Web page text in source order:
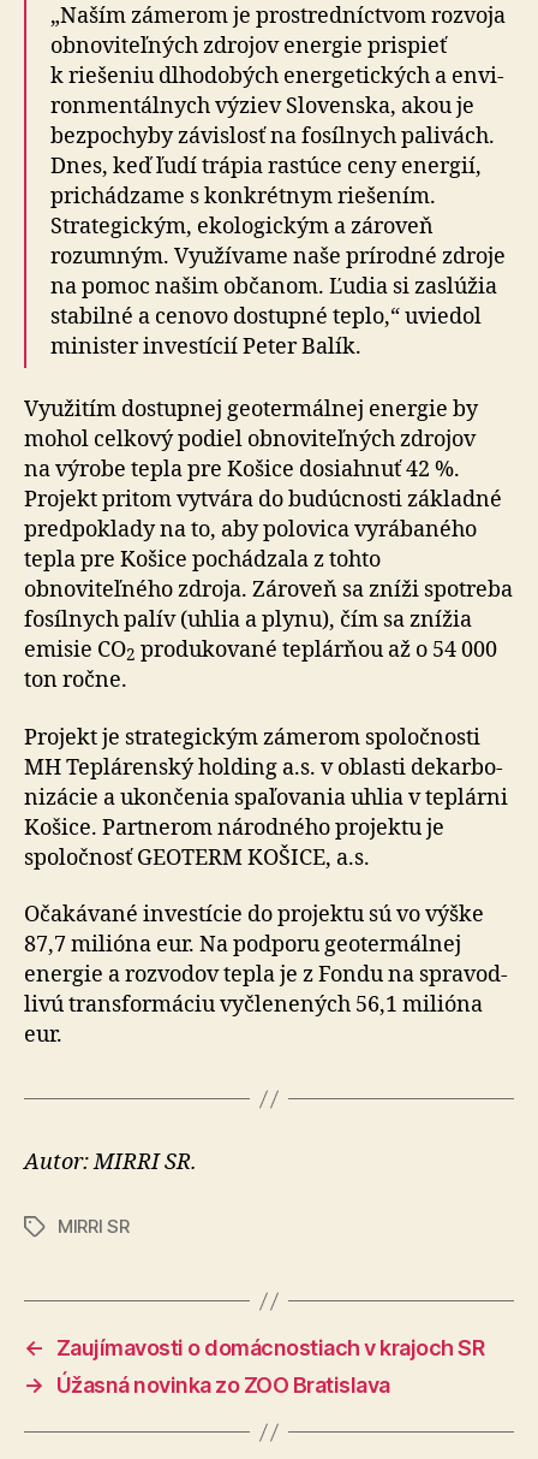
„Naším zámerom je prostredníctvom rozvoja
obnoviteľných zdrojov energie prispieť
k riešeniu dlho­dobých energetických a en­vi­
ron­men­tálnych výziev Slovenska, akou je
bez­po­chy­by závislosť na fosílnych palivách.
Dnes, keď ľudí trápia rastúce ceny energií,
prichádzame s konkrétnym riešením.
Strategickým, ekologickým a zároveň
rozumným. Využívame naše prírodné zdroje
na pomoc našim občanom. Ľudia si zaslúžia
stabilné a cenovo dostupné teplo,“ uviedol
minister investícií Peter Balík.
Využitím dostupnej geotermálnej energie by
mohol celkový podiel obnoviteľných zdrojov
na výrobe tepla pre Košice dosiahnuť 42 %.
Projekt pritom vytvára do bu­dúc­nosti základné
pred­po­klady na to, aby polovica vyrábaného
tepla pre Košice pochádzala z tohto
obnoviteľného zdroja. Zároveň sa zníži spotreba
fosílnych palív (uhlia a plynu), čím sa znížia
emisie CO2 produkované teplárňou až o 54 000
ton ročne.
Projekt je strategickým zámerom spoločnosti
MH Teplárenský holding a.s. v oblasti de­kar­bo­
ni­zácie a ukončenia spaľovania uhlia v teplárni
Košice. Partnerom národného projektu je
spoločnosť GEOTERM KOŠICE, a.s.
Očakávané investície do projektu sú vo výške
87,7 milióna eur. Na podporu geo­ter­málnej
energie a rozvodov tepla je z Fondu na spra­vod­
livú trans­for­máciu vyčlenených 56,1 milióna
eur.
Autor: MIRRI SR.
ZnačkyMIRRI SR
←
Zaujímavosti o domácnostiach v krajoch SR
→
Úžasná novinka zo ZOO Bratislava